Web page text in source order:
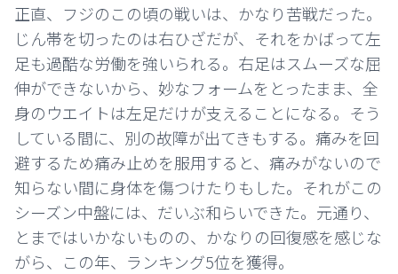
正直、フジのこの頃の戦いは、かなり苦戦だった。
じん帯を切ったのは右ひざだが、それをかばって左
足も過酷な労働を強いられる。右足はスムーズな屈
伸ができないから、妙なフォームをとったまま、全
身のウエイトは左足だけが支えることになる。そう
している間に、別の故障が出てきもする。痛みを回
避するため痛み止めを服用すると、痛みがないので
知らない間に身体を傷つけたりもした。それがこの
シーズン中盤には、だいぶ和らいできた。元通り、
とまではいかないものの、かなりの回復感を感じな
がら、この年、ランキング5位を獲得。